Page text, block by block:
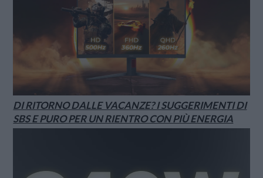
DI RITORNO DALLE VACANZE? I SUGGERIMENTI DI
SBS E PURO PER UN RIENTRO CON PIÙ ENERGIA